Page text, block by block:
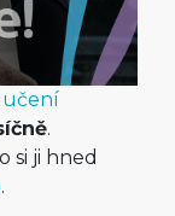
učení
.
si ji hned
.